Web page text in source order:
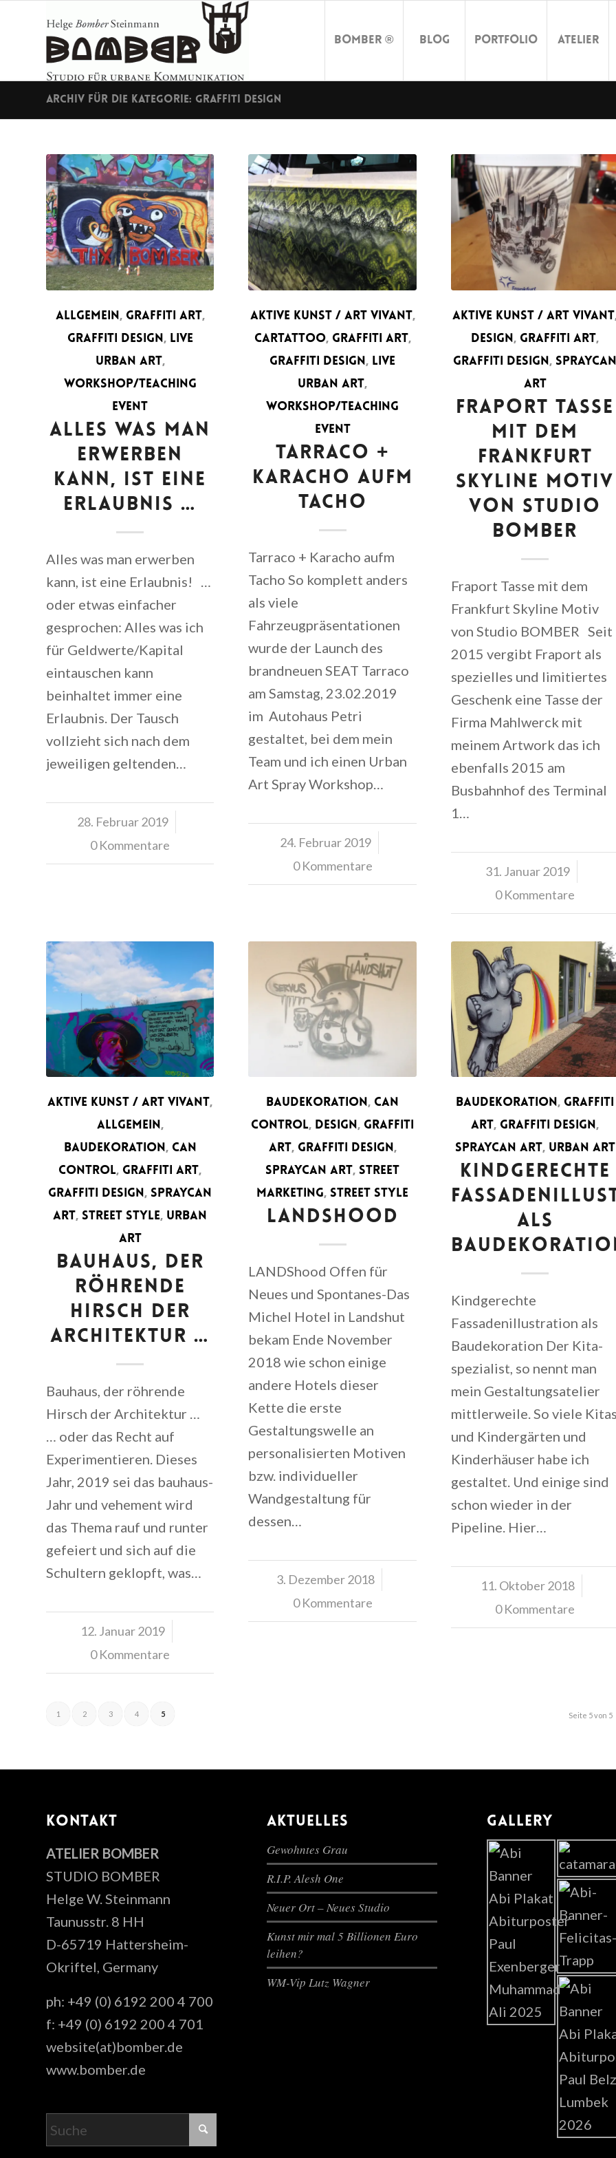
Bomber ® Blog Portfolio Atelier
Archiv für die Kategorie: Graffiti Design
ALLGEMEIN, GRAFFITI ART,
GRAFFITI DESIGN, LIVE
URBAN ART,
WORKSHOP/TEACHING
EVENT
ALLES WAS MAN
ERWERBEN
KANN, IST EINE
ERLAUBNIS …
Alles was man erwerben
kann, ist eine Erlaubnis! …
oder etwas einfacher
gesprochen: Alles was ich
für Geldwerte/Kapital
eintauschen kann
beinhaltet immer eine
Erlaubnis. Der Tausch
vollzieht sich nach dem
jeweiligen geltenden…
28. Februar 2019
/
0 Kommentare
AKTIVE KUNST / ART VIVANT,
CARTATTOO, GRAFFITI ART,
GRAFFITI DESIGN, LIVE
URBAN ART,
WORKSHOP/TEACHING
EVENT
TARRACO +
KARACHO AUFM
TACHO
Tarraco + Karacho aufm
Tacho So komplett anders
als viele
Fahrzeugpräsentationen
wurde der Launch des
brandneuen SEAT Tarraco
am Samstag, 23.02.2019
im Autohaus Petri
gestaltet, bei dem mein
Team und ich einen Urban
Art Spray Workshop…
24. Februar 2019
/
0 Kommentare
AKTIVE KUNST / ART VIVANT
DESIGN,GRAFFITI ART,
GRAFFITI DESIGN,
ART
FRAPORT TASSE
MIT DEM
FRANKFURT
SKYLINE MOTIV
VON STUDIO
BOMBER
Fraport Tasse mit dem
Frankfurt Skyline Motiv
von Studio BOMBER Seit
2015 vergibt Fraport als
spezielles und limitiertes
Geschenk eine Tasse der
Firma Mahlwerck mit
meinem Artwork das ich
ebenfalls 2015 am
Busbahnhof des Terminal
1…
31. Januar 2019
/
0 Kommentare
AKTIVE KUNST / ART VIVANT,
ALLGEMEIN,
BAUDEKORATION, CAN
CONTROL,GRAFFITI ART,
GRAFFITI DESIGN, SPRAYCAN
ART, STREET STYLE, URBAN
ART
BAUHAUS, DER
RÖHRENDE
HIRSCH DER
ARCHITEKTUR …
Bauhaus, der röhrende
Hirsch der Architektur …
… oder das Recht auf
Experimentieren. Dieses
Jahr, 2019 sei das bauhaus-
Jahr und vehement wird
das Thema rauf und runter
gefeiert und sich auf die
Schultern geklopft, was…
12. Januar 2019
/
0 Kommentare
BAUDEKORATION,CAN
CONTROL, DESIGN,GRAFFITI
ART, GRAFFITI DESIGN,
SPRAYCAN ART, STREET
MARKETING, STREET STYLE
LANDSHOOD
LANDShood Offen für
Neues und Spontanes-Das
Michel Hotel in Landshut
bekam Ende November
2018 wie schon einige
andere Hotels dieser
Kette die erste
Gestaltungswelle an
personalisierten Motiven
bzw. individueller
Wandgestaltung für
dessen…
3. Dezember 2018
/
0 Kommentare
BAUDEKORATION,GRAFFITI
ART,GRAFFITI DESIGN,
SPRAYCAN ART, URBAN ART
KINDGERECHTE
ALS
Kindgerechte
Fassadenillustration als
Baudekoration Der Kita-
spezialist, so nennt man
mein Gestaltungsatelier
mittlerweile. So viele
und Kindergärten und
Kinderhäuser habe ich
gestaltet. Und einige sind
schon wieder in der
Pipeline. Hier…
11. Oktober 2018
/
0 Kommentare
Seite 5 von 5
1 2 3 4 5
KONTAKT
ATELIER BOMBER
STUDIO BOMBER
Helge W. Steinmann
Taunusstr. 8 HH
D-65719 Hattersheim-
Okriftel, Germany
ph: +49 (0) 6192 200 4 700
f: +49 (0) 6192 200 4 701
website(at)bomber.de
www.bomber.de
AKTUELLES
Gewohntes Grau
R.I.P. Alesh One
Neuer Ort – Neues Studio
Kunst mir mal 5 Billionen Euro
leihen?
WM-Vip Lutz Wagner
GALLERY